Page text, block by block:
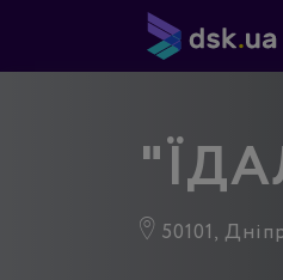
50101,